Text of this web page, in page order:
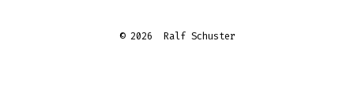
© 2026 Ralf Schuster